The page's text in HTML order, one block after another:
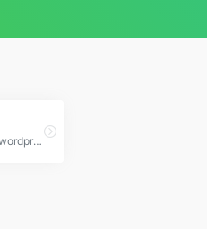
WordPress大学专注于wordpress建站教学,提供wordpress主题,wordpres